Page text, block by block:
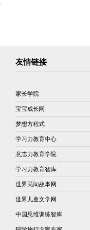
友情链接
家长学院
宝宝成长网
梦想方程式
学习力教育中心
意志力教育学院
学习力教育智库
世界民间故事网
世界儿童文学网
中国思维训练智库